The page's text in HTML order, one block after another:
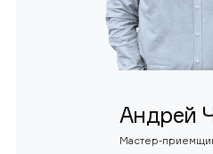
Андрей
Мастер-